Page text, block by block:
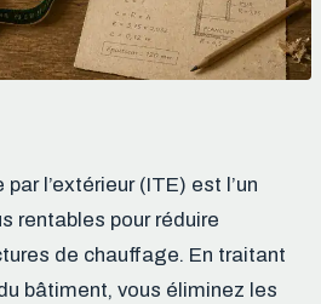
l’extérieur (ITE) est l’un
rentables pour réduire
de chauffage. En traitant
bâtiment, vous éliminez les